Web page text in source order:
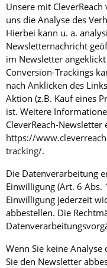
Unsere mit
uns die Analyse des
Hierbei kann u. a.
Newsletternachricht
im Newsletter
Conversion-Trackings
nach Anklicken des
Aktion (z.B. Kauf eines
ist. Weitere
CleverReach-Newsletter
https://
tracking/.
Die Datenverarbeitung
Einwilligung (Art. 6 Abs.
Einwilligung jederzeit
abbestellen. Die
Wenn Sie keine
Sie den Newsletter